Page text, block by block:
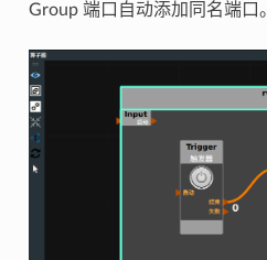
Group 端口自动添加同名端口